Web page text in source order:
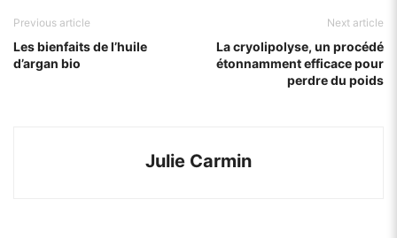
Previous article
Les bienfaits de l’huile
d’argan bio
Next article
La cryolipolyse, un procédé
étonnamment efficace pour
perdre du poids
Julie Carmin